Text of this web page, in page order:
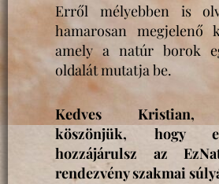
Erről mélyebben is
hamarosan megjelenő
amely a natúr borok
oldalát mutatja be.
Kedves Kristian,
köszönjük, hogy
hozzájárulsz az
rendezvény szakmai